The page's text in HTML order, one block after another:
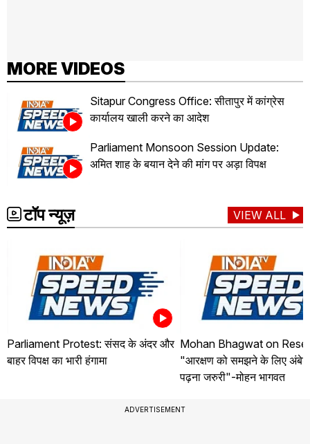
MORE VIDEOS
Sitapur Congress Office: सीतापुर में कांग्रेस
कार्यालय खाली करने का आदेश
Parliament Monsoon Session Update:
अमित शाह के बयान देने की मांग पर अड़ा विपक्ष
टॉप न्यूज़ VIEW ALL
Parliament Protest: संसद के अंदर और
बाहर विपक्ष का भारी हंगामा
Mohan Bhagwat on
"आरक्षण को समझने के लिए
पढ़ना जरुरी"-मोहन भागवत
ADVERTISEMENT